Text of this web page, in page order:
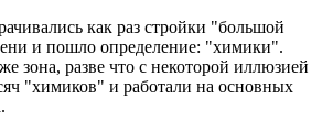
как раз стройки "большой
и пошло определение: "химики".
зона, разве что с некоторой иллюзией
"химиков" и работали на основных